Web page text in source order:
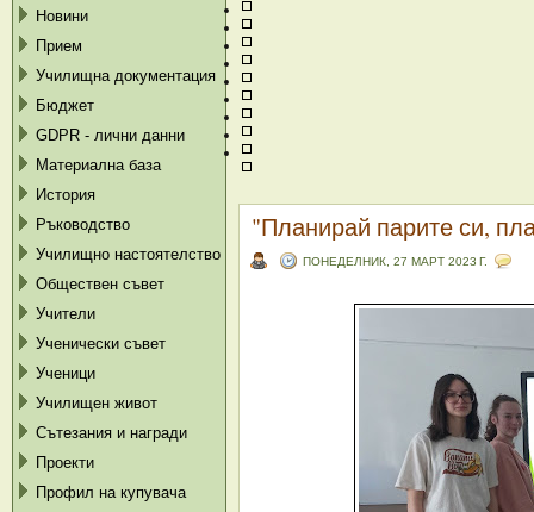
Новини
Прием
Училищна документация
Бюджет
GDPR - лични данни
Материална база
История
Ръководство
Училищно настоятелство
Обществен съвет
Учители
Ученически съвет
Ученици
Училищен живот
Сътезания и награди
Проекти
Профил на купувача
"Планирай парите си,
ПОНЕДЕЛНИК, 27 МАРТ 2023 Г.